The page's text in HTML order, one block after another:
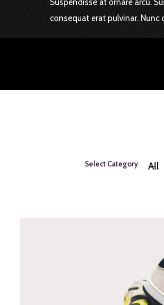
Suspendisse at ornare arcu.
consequat erat pulvinar.
Select Category All